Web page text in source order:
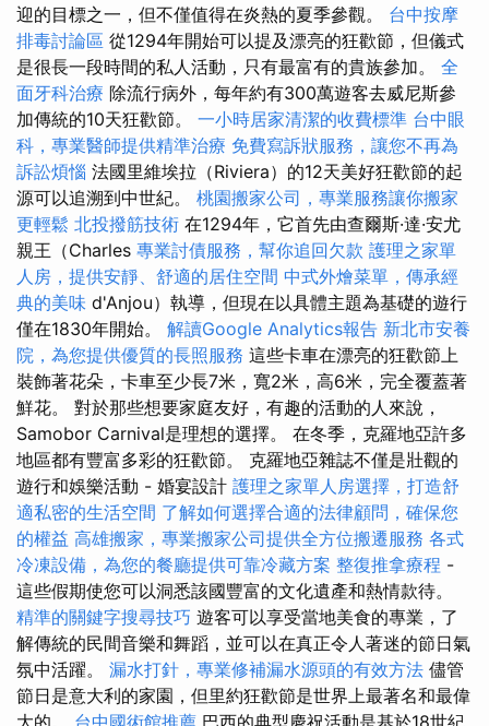
迎的目標之一，但不僅值得在炎熱的夏季參觀。 台中按摩
排毒討論區 從1294年開始可以提及漂亮的狂歡節，但儀式
是很長一段時間的私人活動，只有最富有的貴族參加。 全
面牙科治療 除流行病外，每年約有300萬遊客去威尼斯參
加傳統的10天狂歡節。 一小時居家清潔的收費標準 台中眼
科，專業醫師提供精準治療 免費寫訴狀服務，讓您不再為
訴訟煩惱 法國里維埃拉（Riviera）的12天美好狂歡節的起
源可以追溯到中世紀。 桃園搬家公司，專業服務讓你搬家
更輕鬆 北投撥筋技術 在1294年，它首先由查爾斯·達·安尤
親王（Charles 專業討債服務，幫你追回欠款 護理之家單
人房，提供安靜、舒適的居住空間 中式外燴菜單，傳承經
典的美味 d'Anjou）執導，但現在以具體主題為基礎的遊行
僅在1830年開始。 解讀Google Analytics報告 新北市安養
院，為您提供優質的長照服務 這些卡車在漂亮的狂歡節上
裝飾著花朵，卡車至少長7米，寬2米，高6米，完全覆蓋著
鮮花。 對於那些想要家庭友好，有趣的活動的人來說，
Samobor Carnival是理想的選擇。 在冬季，克羅地亞許多
地區都有豐富多彩的狂歡節。 克羅地亞雜誌不僅是壯觀的
遊行和娛樂活動 - 婚宴設計 護理之家單人房選擇，打造舒
適私密的生活空間 了解如何選擇合適的法律顧問，確保您
的權益 高雄搬家，專業搬家公司提供全方位搬遷服務 各式
冷凍設備，為您的餐廳提供可靠冷藏方案 整復推拿療程 -
這些假期使您可以洞悉該國豐富的文化遺產和熱情款待。
精準的關鍵字搜尋技巧 遊客可以享受當地美食的專業，了
解傳統的民間音樂和舞蹈，並可以在真正令人著迷的節日氣
氛中活躍。 漏水打針，專業修補漏水源頭的有效方法 儘管
節日是意大利的家園，但里約狂歡節是世界上最著名和最偉
大的。 台中國術館推薦 巴西的典型慶祝活動是基於18世紀